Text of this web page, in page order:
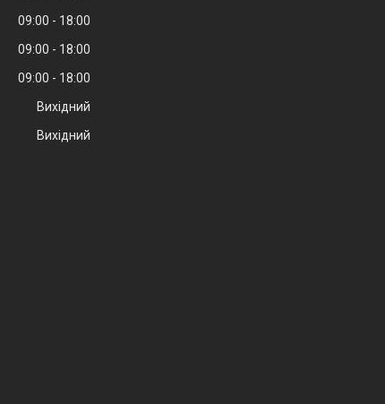
09:00
18:00
09:00
18:00
09:00
18:00
Вихідний
Вихідний